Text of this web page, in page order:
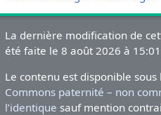
La dernière modification de
été faite le 8 août 2026 à
Le contenu est disponible sous
Commons paternité – non
l’identique sauf mention